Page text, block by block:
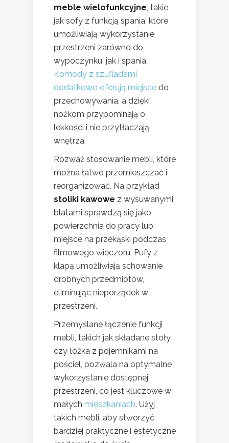
meble wielofunkcyjne, takie
jak sofy z funkcją spania, które
umożliwiają wykorzystanie
przestrzeni zarówno do
wypoczynku, jak i spania.
Komody z szufladami
dodatkowo oferują miejsce do
przechowywania, a dzięki
nóżkom przypominają o
lekkości i nie przytłaczają
wnętrza.
Rozważ stosowanie mebli, które
można łatwo przemieszczać i
reorganizować. Na przykład
stoliki kawowe z wysuwanymi
blatami sprawdzą się jako
powierzchnia do pracy lub
miejsce na przekąski podczas
filmowego wieczoru. Pufy z
klapą umożliwiają schowanie
drobnych przedmiotów,
eliminując nieporządek w
przestrzeni.
Przemyślane łączenie funkcji
mebli, takich jak składane stoły
czy łóżka z pojemnikami na
pościel, pozwala na optymalne
wykorzystanie dostępnej
przestrzeni, co jest kluczowe w
małych mieszkaniach. Użyj
takich mebli, aby stworzyć
bardziej praktyczne i estetyczne